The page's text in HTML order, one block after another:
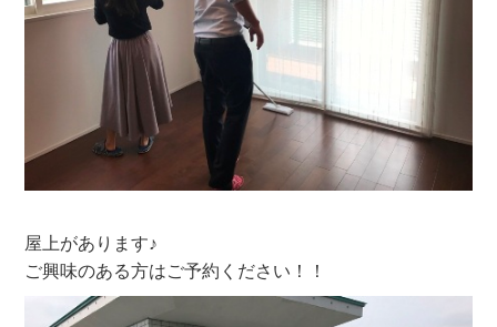
屋上があります♪
ご興味のある方はご予約ください！！